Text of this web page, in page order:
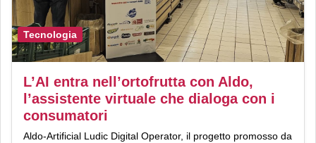
Tecnologia
L’AI entra nell’ortofrutta con Aldo,
l’assistente virtuale che dialoga con i
consumatori
Aldo-Artificial Ludic Digital Operator, il progetto promosso da